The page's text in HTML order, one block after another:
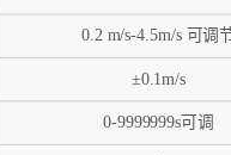
0.2 m/s-4.5m/s 可调
±0.1m/s
0-9999999s可调